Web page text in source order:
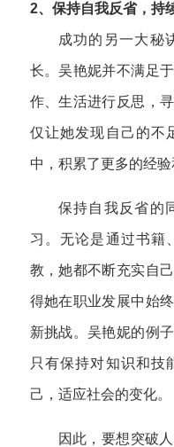
2、保持自我反省，持
成功的另一大秘
长。吴艳妮并不满足
作、生活进行反思，
仅让她发现自己的不
中，积累了更多的经验
保持自我反省的
习。无论是通过书籍
教，她都不断充实自
得她在职业发展中始
新挑战。吴艳妮的例
只有保持对知识和技
己，适应社会的变化。
因此，要想突破